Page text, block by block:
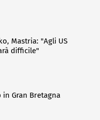
Mastria: "Agli US
difficile"
in Gran Bretagna